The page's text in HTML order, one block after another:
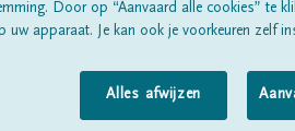
Door op “Aanvaard alle cookies” te
apparaat. Je kan ook je voorkeuren zelf
Alles afwijzen